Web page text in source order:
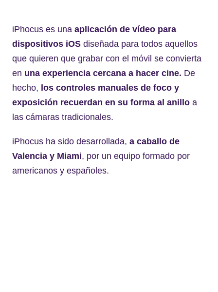
iPhocus es una aplicación de vídeo para
dispositivos iOS diseñada para todos aquellos
que quieren que grabar con el móvil se convierta
en una experiencia cercana a hacer cine. De
hecho, los controles manuales de foco y
exposición recuerdan en su forma al anillo a
las cámaras tradicionales.
iPhocus ha sido desarrollada, a caballo de
Valencia y Miami, por un equipo formado por
americanos y españoles.